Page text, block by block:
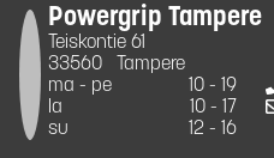
Powergrip Tampere
Teiskontie 61
33560
Tampere
ma - pe
10 - 19
la
10 - 17
su
12 - 16